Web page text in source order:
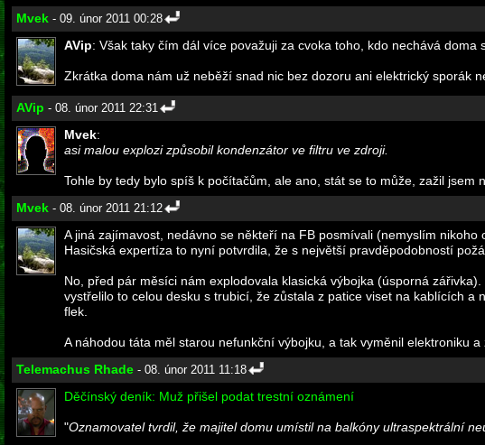
Mvek - 09. únor 2011 00:28
AVip: Však taky čím dál více považuji za cvoka toho, kdo nechává
Zkrátka doma nám už neběží snad nic bez dozoru ani elektrický sporák
AVip - 08. únor 2011 22:31
Mvek:
asi malou explozi způsobil kondenzátor ve filtru ve zdroji.
Tohle by tedy bylo spíš k počítačům, ale ano, stát se to může, zažil
Mvek - 08. únor 2011 21:12
A jiná zajímavost, nedávno se někteří na FB posmívali (nemyslím
Hasičská expertíza to nyní potvrdila, že s největší pravděpodobností
No, před pár měsíci nám explodovala klasická výbojka (úsporná
vystřelilo to celou desku s trubicí, že zůstala z patice viset na kablících
flek.
A náhodou táta měl starou nefunkční výbojku, a tak vyměnil elektroniku
Telemachus Rhade - 08. únor 2011 11:18
Děčínský deník: Muž přišel podat trestní oznámení
"Oznamovatel tvrdil, že majitel domu umístil na balkóny ultraspektrální